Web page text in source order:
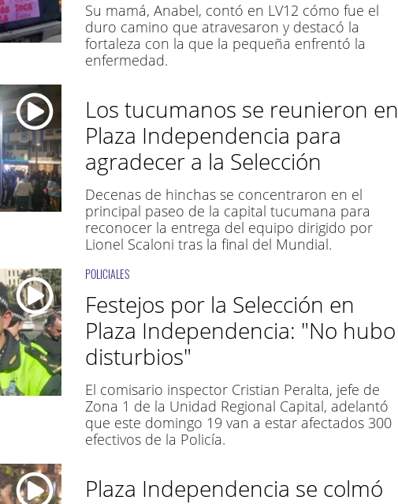
Su mamá, Anabel, contó en LV12 cómo fue el
duro camino que atravesaron y destacó la
fortaleza con la que la pequeña enfrentó la
enfermedad.
Los tucumanos se reunieron en
Plaza Independencia para
agradecer a la Selección
Decenas de hinchas se concentraron en el
principal paseo de la capital tucumana para
reconocer la entrega del equipo dirigido por
Lionel Scaloni tras la final del Mundial.
POLICIALES
Festejos por la Selección en
Plaza Independencia: "No hubo
disturbios"
El comisario inspector Cristian Peralta, jefe de
Zona 1 de la Unidad Regional Capital, adelantó
que este domingo 19 van a estar afectados 300
efectivos de la Policía.
Plaza Independencia se colmó